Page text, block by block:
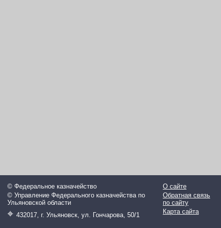
© Федеральное казначейство
© Управление Федерального казначейства по
Ульяновской области
⌖ 432017, г. Ульяновск, ул. Гончарова, 50/1
О сайте
Обратная связь
по сайту
Карта сайта